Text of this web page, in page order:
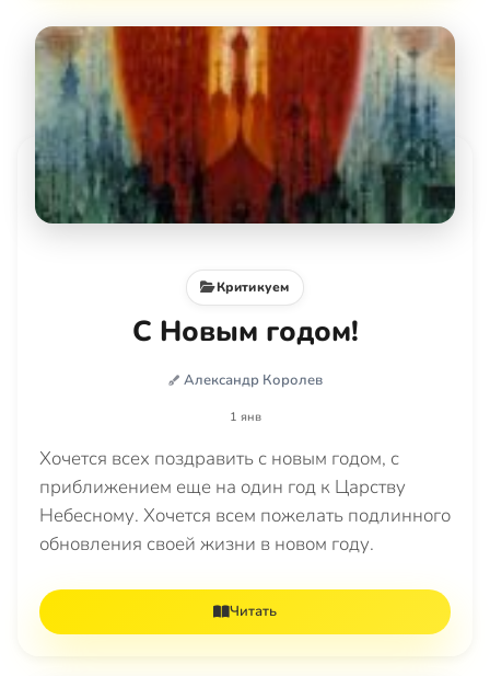
Критикуем
С Новым годом!
Александр Королев
1 янв
Хочется всех поздравить с новым годом, с
приближением еще на один год к Царству
Небесному. Хочется всем пожелать подлинного
обновления своей жизни в новом году.
Читать